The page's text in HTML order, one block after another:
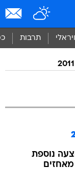
ויראלי תרבות
נוספת